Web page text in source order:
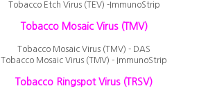
Tobacco Etch Virus (TEV) -ImmunoStrip
Tobacco Mosaic Virus (TMV)
Tobacco Mosaic Virus (TMV) - DAS
Tobacco Mosaic Virus (TMV) - ImmunoStrip
Tobacco Ringspot Virus (TRSV)